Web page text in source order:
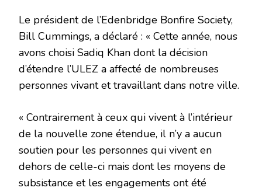
Le président de l’Edenbridge Bonfire Society,
Bill Cummings, a déclaré : « Cette année, nous
avons choisi Sadiq Khan dont la décision
d’étendre l’ULEZ a affecté de nombreuses
personnes vivant et travaillant dans notre ville.
« Contrairement à ceux qui vivent à l’intérieur
de la nouvelle zone étendue, il n’y a aucun
soutien pour les personnes qui vivent en
dehors de celle-ci mais dont les moyens de
subsistance et les engagements ont été